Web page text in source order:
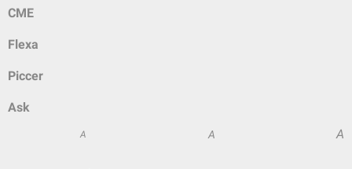
CME
Flexa
Piccer
Ask
A A A